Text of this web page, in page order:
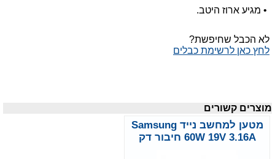
• מגיע ארוז היטב.
לא הכבל שחיפשת?
לחץ כאן לרשימת כבלים
מוצרים קשורים
מטען למחשב נייד Samsung
60W 19V 3.16A חיבור דק